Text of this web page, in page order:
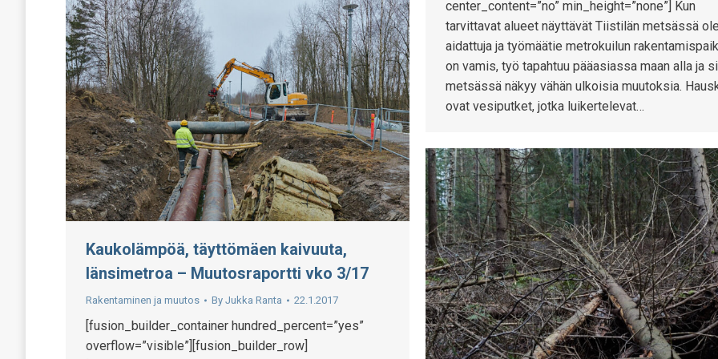
center_content=”no” min_height=”none”] Kun
tarvittavat alueet näyttävät Tiistilän metsässä
aidattuja ja työmäätie metrokuilun
on vamis, työ tapahtuu pääasiassa maan alla ja
metsässä näkyy vähän ulkoisia muutoksia.
ovat vesiputket, jotka luikertelevat…
Kaukolämpöä, täyttömäen kaivuuta,
länsimetroa – Muutosraportti vko 3/17
Rakentaminen ja muutos By Jukka Ranta 22.1.2017
[fusion_builder_container hundred_percent=”yes”
overflow=”visible”][fusion_builder_row]